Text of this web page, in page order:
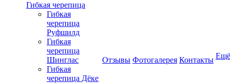
Гибкая черепица
Гибкая
черепица
Руфшилд
Гибкая
черепица
Шинглас
Гибкая
черепица Дёке
Отзывы Фотогалерея Контакты Ещё